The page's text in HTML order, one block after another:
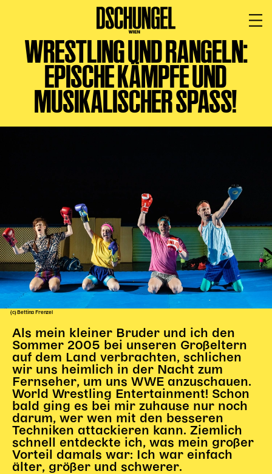
BARRIEREFREI
PROGRAMM
Spielplan
Vorstellungen
MITSPIELEN
Macht Wahn Sinn
Kinder Kunst
Workshops
Abenteuernacht
Kinder-Redaktion
Junge Kunst
Next Generation
Angewandte + DSCHUNGEL WIEN
MAGMA 25/26
Dramaturgie + Stadt
Theaterwerkstätten
WRESTLING UND RANGELN:
EPISCHE KÄMPFE UND
MUSIKALISCHER SPASS!
(c) Bettina Frenzel
Als mein kleiner Bruder und ich den
Sommer 2005 bei unseren Großeltern
auf dem Land verbrachten, schlichen
wir uns heimlich in der Nacht zum
Fernseher, um uns WWE anzuschauen.
World Wrestling Entertainment! Schon
bald ging es bei mir zuhause nur noch
darum, wer wen mit den besseren
Techniken attackieren kann. Ziemlich
schnell entdeckte ich, was mein großer
Vorteil damals war: Ich war einfach
älter, größer und schwerer.